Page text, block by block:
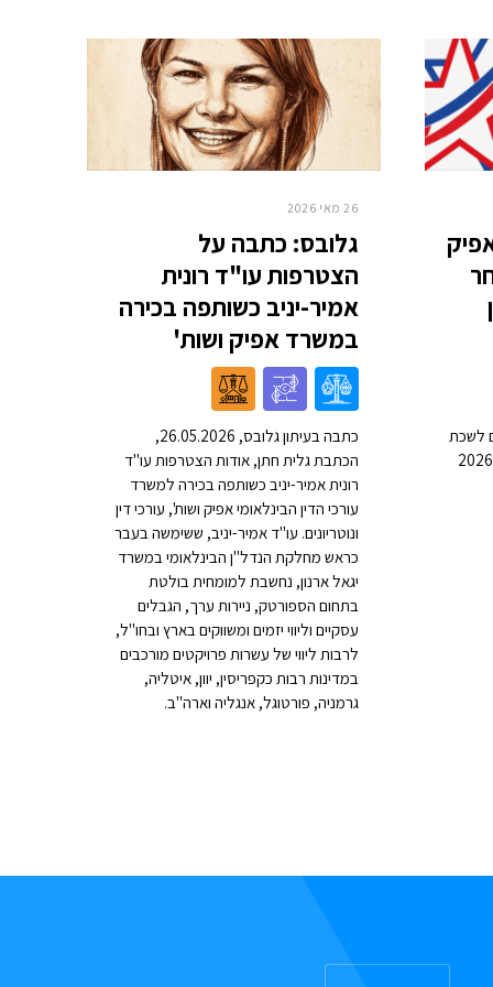
לשכת
26 מאי 2026
גלובס: כתבה על
הצטרפות עו"ד רונית
אמיר-יניב כשותפה בכירה
במשרד אפיק ושות'
כתבה בעיתון גלובס, 26.05.2026,
הכתבת גלית חתן, אודות הצטרפות עו"ד
רונית אמיר-יניב כשותפה בכירה למשרד
עורכי הדין הבינלאומי אפיק ושות', עורכי דין
ונוטריונים. עו"ד אמיר-יניב, ששימשה בעבר
כראש מחלקת הנדל"ן הבינלאומי במשרד
יגאל ארנון, נחשבת למומחית בולטת
בתחום הספורטק, ניירות ערך, הגבלים
עסקיים וליווי יזמים ומשווקים בארץ ובחו"ל,
לרבות ליווי של עשרות פרויקטים מורכבים
במדינות רבות כקפריסין, יוון, איטליה,
גרמניה, פורטוגל, אנגליה וארה"ב.